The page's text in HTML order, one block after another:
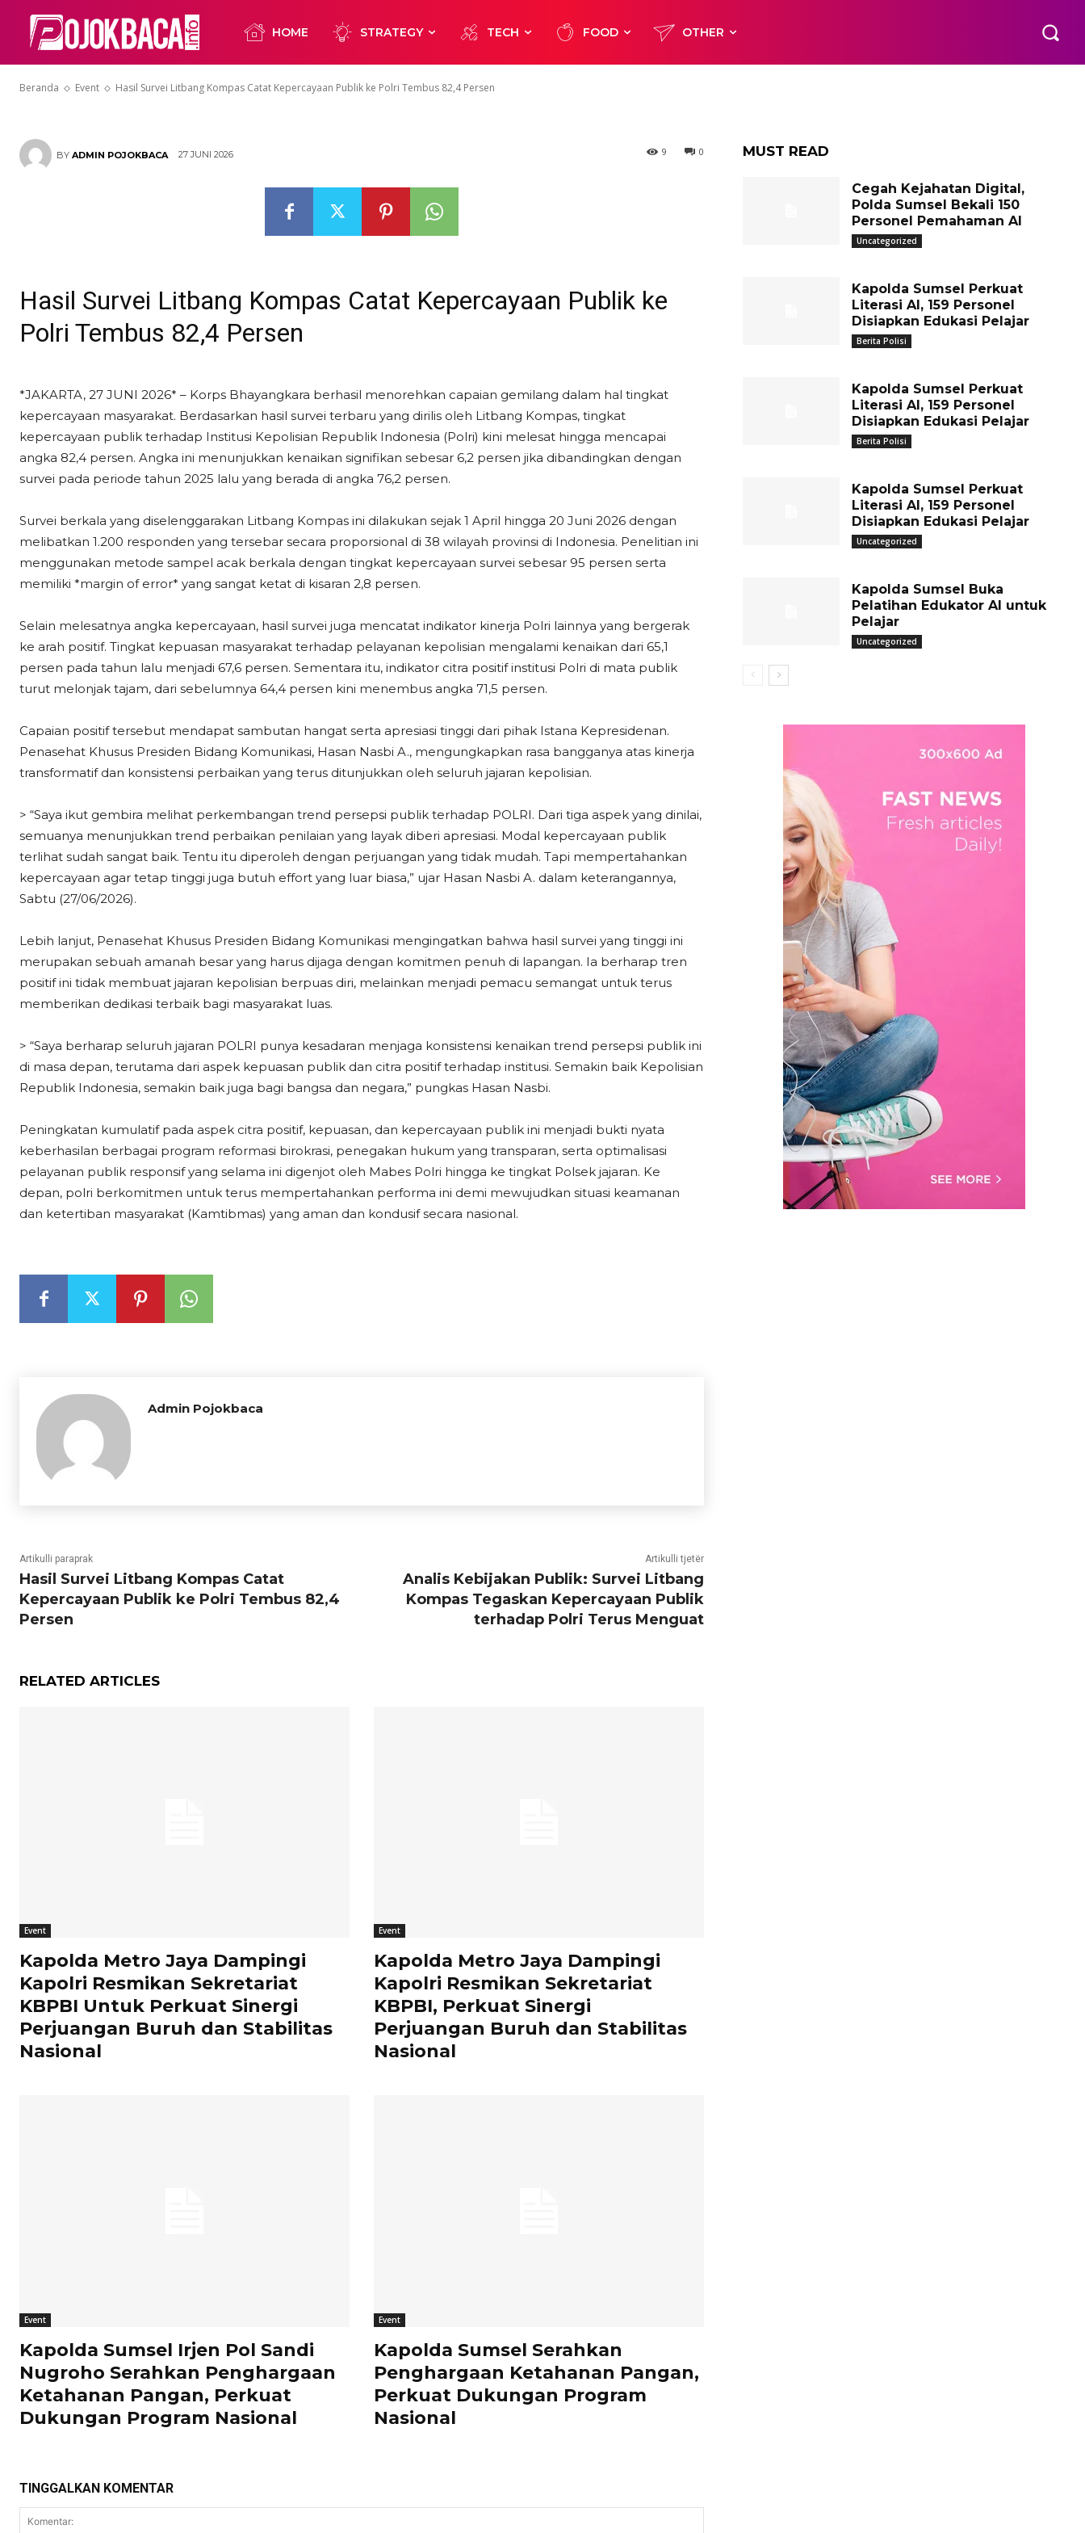
HOME STRATEGY TECH FOOD OTHER
Beranda Event Hasil Survei Litbang Kompas Catat Kepercayaan Publik ke Polri Tembus 82,4 Persen
Tembus 82,4 Persen
BY ADMIN POJOKBACA 27 JUNI 2026 0
9
Hasil Survei Litbang Kompas Catat Kepercayaan Publik ke
Polri Tembus 82,4 Persen
*JAKARTA, 27 JUNI 2026* – Korps Bhayangkara berhasil menorehkan capaian gemilang dalam hal tingkat
kepercayaan masyarakat. Berdasarkan hasil survei terbaru yang dirilis oleh Litbang Kompas, tingkat
kepercayaan publik terhadap Institusi Kepolisian Republik Indonesia (Polri) kini melesat hingga mencapai
angka 82,4 persen. Angka ini menunjukkan kenaikan signifikan sebesar 6,2 persen jika dibandingkan dengan
survei pada periode tahun 2025 lalu yang berada di angka 76,2 persen.
Survei berkala yang diselenggarakan Litbang Kompas ini dilakukan sejak 1 April hingga 20 Juni 2026 dengan
melibatkan 1.200 responden yang tersebar secara proporsional di 38 wilayah provinsi di Indonesia. Penelitian ini
menggunakan metode sampel acak berkala dengan tingkat kepercayaan survei sebesar 95 persen serta
memiliki *margin of error* yang sangat ketat di kisaran 2,8 persen.
Selain melesatnya angka kepercayaan, hasil survei juga mencatat indikator kinerja Polri lainnya yang bergerak
ke arah positif. Tingkat kepuasan masyarakat terhadap pelayanan kepolisian mengalami kenaikan dari 65,1
persen pada tahun lalu menjadi 67,6 persen. Sementara itu, indikator citra positif institusi Polri di mata publik
turut melonjak tajam, dari sebelumnya 64,4 persen kini menembus angka 71,5 persen.
Capaian positif tersebut mendapat sambutan hangat serta apresiasi tinggi dari pihak Istana Kepresidenan.
Penasehat Khusus Presiden Bidang Komunikasi, Hasan Nasbi A., mengungkapkan rasa bangganya atas kinerja
transformatif dan konsistensi perbaikan yang terus ditunjukkan oleh seluruh jajaran kepolisian.
> “Saya ikut gembira melihat perkembangan trend persepsi publik terhadap POLRI. Dari tiga aspek yang dinilai,
semuanya menunjukkan trend perbaikan penilaian yang layak diberi apresiasi. Modal kepercayaan publik
terlihat sudah sangat baik. Tentu itu diperoleh dengan perjuangan yang tidak mudah. Tapi mempertahankan
kepercayaan agar tetap tinggi juga butuh effort yang luar biasa,” ujar Hasan Nasbi A. dalam keterangannya,
Sabtu (27/06/2026).
Lebih lanjut, Penasehat Khusus Presiden Bidang Komunikasi mengingatkan bahwa hasil survei yang tinggi ini
merupakan sebuah amanah besar yang harus dijaga dengan komitmen penuh di lapangan. Ia berharap tren
positif ini tidak membuat jajaran kepolisian berpuas diri, melainkan menjadi pemacu semangat untuk terus
memberikan dedikasi terbaik bagi masyarakat luas.
> “Saya berharap seluruh jajaran POLRI punya kesadaran menjaga konsistensi kenaikan trend persepsi publik ini
di masa depan, terutama dari aspek kepuasan publik dan citra positif terhadap institusi. Semakin baik Kepolisian
Republik Indonesia, semakin baik juga bagi bangsa dan negara,” pungkas Hasan Nasbi.
Peningkatan kumulatif pada aspek citra positif, kepuasan, dan kepercayaan publik ini menjadi bukti nyata
keberhasilan berbagai program reformasi birokrasi, penegakan hukum yang transparan, serta optimalisasi
pelayanan publik responsif yang selama ini digenjot oleh Mabes Polri hingga ke tingkat Polsek jajaran. Ke
depan, polri berkomitmen untuk terus mempertahankan performa ini demi mewujudkan situasi keamanan
dan ketertiban masyarakat (Kamtibmas) yang aman dan kondusif secara nasional.
Admin Pojokbaca
Artikulli paraprak
Hasil Survei Litbang Kompas Catat
Kepercayaan Publik ke Polri Tembus 82,4
Persen
Artikulli tjetër
Analis Kebijakan Publik: Survei Litbang
Kompas Tegaskan Kepercayaan Publik
terhadap Polri Terus Menguat
RELATED ARTICLES
Event
Kapolda Metro Jaya Dampingi
Kapolri Resmikan Sekretariat
KBPBI Untuk Perkuat Sinergi
Perjuangan Buruh dan Stabilitas
Nasional
Event
Kapolda Metro Jaya Dampingi
Kapolri Resmikan Sekretariat
KBPBI, Perkuat Sinergi
Perjuangan Buruh dan Stabilitas
Nasional
Event
Kapolda Sumsel Irjen Pol Sandi
Nugroho Serahkan Penghargaan
Ketahanan Pangan, Perkuat
Dukungan Program Nasional
Event
Kapolda Sumsel Serahkan
Penghargaan Ketahanan Pangan,
Perkuat Dukungan Program
Nasional
TINGGALKAN KOMENTAR
MUST READ
Cegah Kejahatan Digital,
Polda Sumsel Bekali 150
Personel Pemahaman AI
Uncategorized
Kapolda Sumsel Perkuat
Literasi AI, 159 Personel
Disiapkan Edukasi Pelajar
Berita Polisi
Kapolda Sumsel Perkuat
Literasi AI, 159 Personel
Disiapkan Edukasi Pelajar
Berita Polisi
Kapolda Sumsel Perkuat
Literasi AI, 159 Personel
Disiapkan Edukasi Pelajar
Uncategorized
Kapolda Sumsel Buka
Pelatihan Edukator AI untuk
Pelajar
Uncategorized